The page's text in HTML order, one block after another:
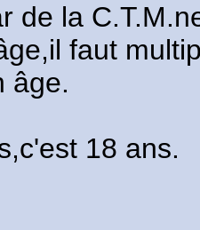
de la
faut
âge.
18 ans.